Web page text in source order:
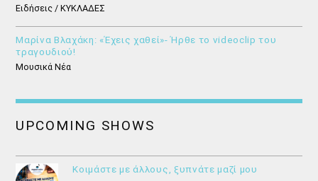
Ειδήσεις / ΚΥΚΛΑΔΕΣ
Μαρίνα Βλαχάκη: «Έχεις χαθεί»- Ήρθε το videoclip του
τραγουδιού!
Μουσικά Νέα
UPCOMING SHOWS
Κοιμάστε με άλλους, ξυπνάτε μαζί μου